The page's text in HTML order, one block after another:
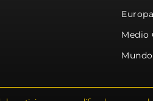
Europa
Medio
Mundo